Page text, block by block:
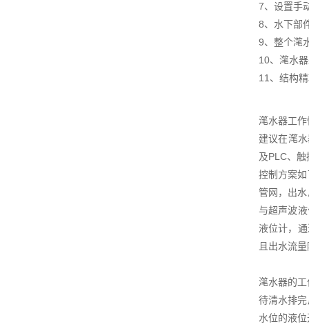
7、设置手
8、水下部
9、整个滗
10、滗水
11、结构
滗水器工
建议在滗
及PLC、
控制方案
管网，出
与超声波
液位计，
且出水流
滗水器的
待清水排
水位的液